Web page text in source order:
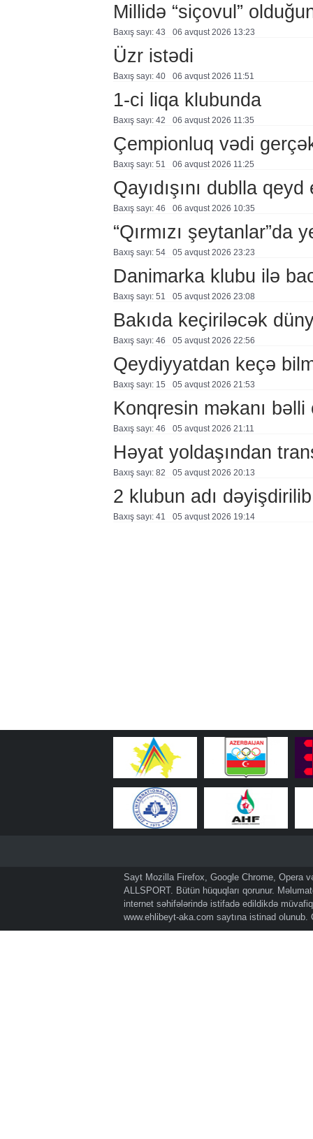
Millidə “siçovul”
Baxış sayı: 43 06 avqust 2026 13:23
Üzr istədi
Baxış sayı: 40 06 avqust 2026 11:51
1-ci liqa klubunda
Baxış sayı: 42 06 avqust 2026 11:35
Çempionluq vədi
Baxış sayı: 51 06 avqust 2026 11:25
Qayıdışını dublla qeyd
Baxış sayı: 46 06 avqust 2026 10:35
“Qırmızı şeytanlar”da
Baxış sayı: 54 05 avqust 2026 23:23
Danimarka klubu ilə
Baxış sayı: 51 05 avqust 2026 23:08
Bakıda keçiriləcək
Baxış sayı: 46 05 avqust 2026 22:56
Qeydiyyatdan keçə
Baxış sayı: 15 05 avqust 2026 21:53
Konqresin məkanı bəlli
Baxış sayı: 46 05 avqust 2026 21:11
Həyat yoldaşından
Baxış sayı: 82 05 avqust 2026 20:13
2 klubun adı dəyişdirilib
Baxış sayı: 41 05 avqust 2026 19:14
Sayt Mozilla Firefox, Google Chrome, Opera
ALLSPORT. Bütün hüquqları qorunur.
internet səhifələrində istifadə edildikdə
www.ehlibeyt-aka.com saytına istinad olunub.